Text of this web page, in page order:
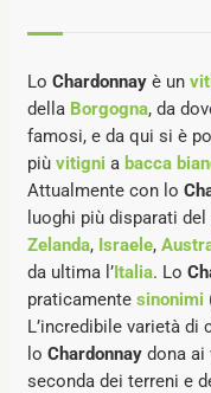
Lo Chardonnayè un
della Borgogna, da
famosi, e da qui si è
più vitigni a bacca
Attualmente con lo
luoghi più disparati del
Zelanda, Israele,
da ultima l’Italia. Lo
praticamente sinonimi
L’incredibile varietà
lo Chardonnaydona ai
seconda dei terreni e